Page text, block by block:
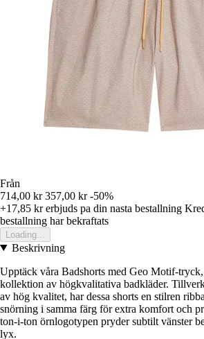
Från
714,00 kr 357,00 kr -50%
+17,85 krerbjuds pa din nasta bestallning
bestallning har bekraftats
Loading...
Beskrivning
Upptäck våra Badshorts med Geo Motif-
kollektion av högkvalitativa badkläder.
av hög kvalitet, har dessa shorts en stilren
snörning i samma färg för extra komfort och
ton-i-ton örnlogotypen pryder subtilt vänster
lyx.